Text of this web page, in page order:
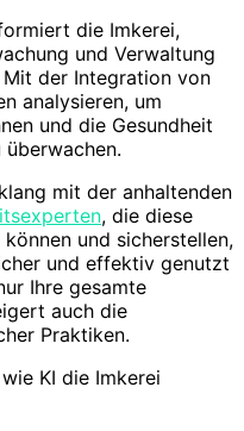
die Imkerei,
und Verwaltung
der Integration von
analysieren, um
und die Gesundheit
mit der anhaltenden
, die diese
und sicherstellen,
und effektiv genutzt
Ihre gesamte
auch die
Praktiken.
KI die Imkerei